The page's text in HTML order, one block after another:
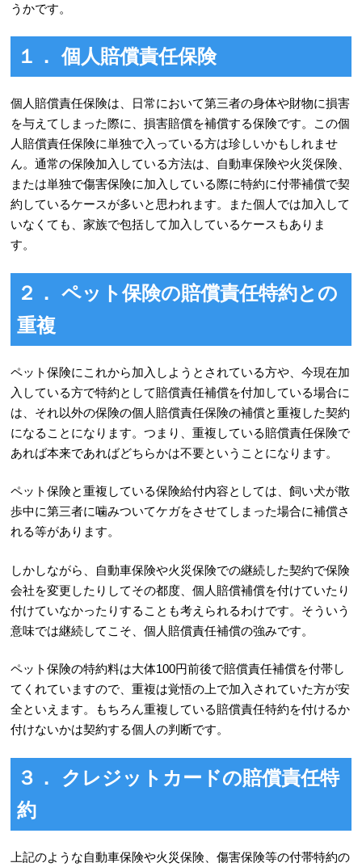
うかです。
１． 個人賠償責任保険
個人賠償責任保険は、日常において第三者の身体や財物に損害
を与えてしまった際に、損害賠償を補償する保険です。この個
人賠償責任保険に単独で入っている方は珍しいかもしれませ
ん。通常の保険加入している方法は、自動車保険や火災保険、
または単独で傷害保険に加入している際に特約に付帯補償で契
約しているケースが多いと思われます。また個人では加入して
いなくても、家族で包括して加入しているケースもありま
す。
２． ペット保険の賠償責任特約との
重複
ペット保険にこれから加入しようとされている方や、今現在加
入している方で特約として賠償責任補償を付加している場合に
は、それ以外の保険の個人賠償責任保険の補償と重複した契約
になることになります。つまり、重複している賠償責任保険で
あれば本来であればどちらかは不要ということになります。
ペット保険と重複している保険給付内容としては、飼い犬が散
歩中に第三者に噛みついてケガをさせてしまった場合に補償さ
れる等があります。
しかしながら、自動車保険や火災保険での継続した契約で保険
会社を変更したりしてその都度、個人賠償補償を付けていたり
付けていなかったりすることも考えられるわけです。そういう
意味では継続してこそ、個人賠償責任補償の強みです。
ペット保険の特約料は大体100円前後で賠償責任補償を付帯し
てくれていますので、重複は覚悟の上で加入されていた方が安
全といえます。もちろん重複している賠償責任特約を付けるか
付けないかは契約する個人の判断です。
３． クレジットカードの賠償責任特
約
上記のような自動車保険や火災保険、傷害保険等の付帯特約の